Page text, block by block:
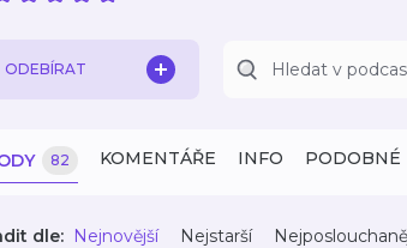
ODEBÍRAT
82 KOMENTÁŘE INFO PODOBNÉ
dle: Nejnovější Nejstarší